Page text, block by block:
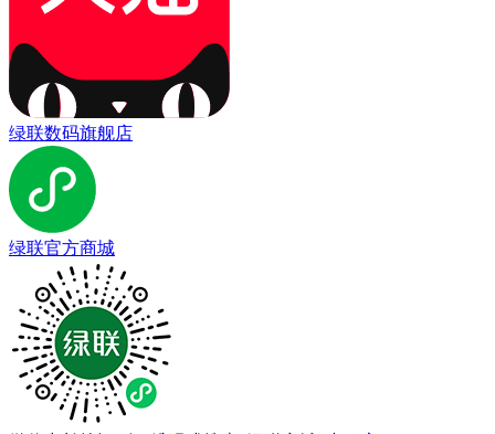
绿联数码旗舰店
绿联官方商城